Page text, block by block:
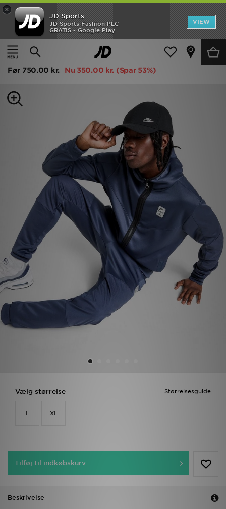
×
JD Sports
JD Sports Fashion PLC
GRATIS - Google Play
VIEW
Hjem
Herrer Herretøj Hoodies
Nike Air Max Peak Full Zip Hoodie
Før750.00 kr. Nu 350.00 kr. (Spar 53%)
Størrelsesguide
Vælg størrelse
L XL
Tilføj til indkøbskurv
Beskrivelse
Hjem
Udsalg
Damer
Bestsellers
Fodbold
Sport
Download JD app'en
Mit JD